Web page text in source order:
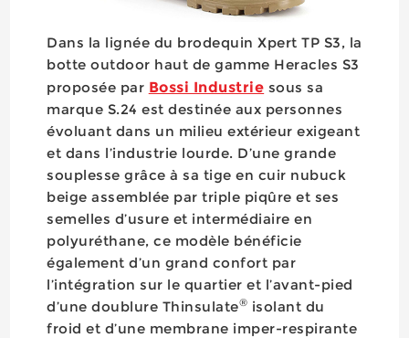
Dans la lignée du brodequin Xpert TP S3, la
botte outdoor haut de gamme Heracles S3
proposée par Bossi Industrie sous sa
marque S.24 est destinée aux personnes
évoluant dans un milieu extérieur exigeant
et dans l’industrie lourde. D’une grande
souplesse grâce à sa tige en cuir nubuck
beige assemblée par triple piqûre et ses
semelles d’usure et intermédiaire en
polyuréthane, ce modèle bénéficie
également d’un grand confort par
l’intégration sur le quartier et l’avant-pied
d’une doublure Thinsulate® isolant du
froid et d’une membrane imper-respirante